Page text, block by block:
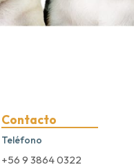
Contacto
Teléfono
+56 9 3864 0322